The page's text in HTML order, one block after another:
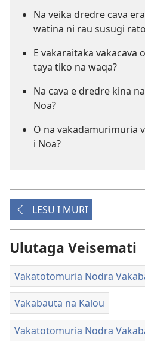
Na veika dredre cava
watina ni rau susugi
E vakaraitaka vakacava
taya tiko na waqa?
Na cava e dredre kina
Noa?
O na vakadamurimuria
i Noa?
LESU I MURI
Ulutaga Veisemati
Vakatotomuria Nodra
Vakabauta na Kalou
Vakatotomuria Nodra